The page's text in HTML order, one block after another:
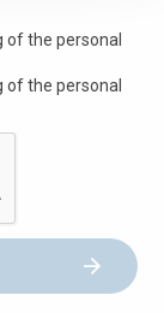
of the personal
of the personal